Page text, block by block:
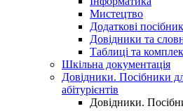
Мистецтво
Додаткові
Довідники та
Таблиці та
Шкільна документація
Довідники. Посібники
абітурієнтів
Довідники.